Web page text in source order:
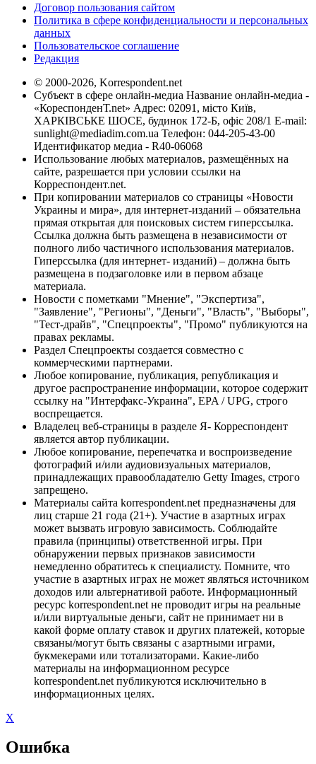
Договор пользования сайтом
Политика в сфере конфиденциальности и персональных
данных
Пользовательское соглашение
Редакция
© 2000-2026, Korrespondent.net
Субъект в сфере онлайн-медиа Название онлайн-медиа -
«КореспонденТ.net» Адрес: 02091, місто Київ,
ХАРКІВСЬКЕ ШОСЕ, будинок 172-Б, офіс 208/1 E-mail:
sunlight@mediadim.com.ua Телефон: 044-205-43-00
Идентификатор медиа - R40-06068
Использование любых материалов, размещённых на
сайте, разрешается при условии ссылки на
Корреспондент.net.
При копировании материалов со страницы «Новости
Украины и мира», для интернет-изданий – обязательна
прямая открытая для поисковых систем гиперссылка.
Ссылка должна быть размещена в независимости от
полного либо частичного использования материалов.
Гиперссылка (для интернет- изданий) – должна быть
размещена в подзаголовке или в первом абзаце
материала.
Новости с пометками "Мнение", "Экспертиза",
"Заявление", "Регионы", "Деньги", "Власть", "Выборы",
"Тест-драйв", "Спецпроекты", "Промо" публикуются на
правах рекламы.
Раздел Спецпроекты создается совместно с
коммерческими партнерами.
Любое копирование, публикация, републикация и
другое распространение информации, которое содержит
ссылку на "Интерфакс-Украина", EPA / UPG, строго
воспрещается.
Владелец веб-страницы в разделе Я- Корреспондент
является автор публикации.
Любое копирование, перепечатка и воспроизведение
фотографий и/или аудиовизуальных материалов,
принадлежащих правообладателю Getty Images, строго
запрещено.
Материалы сайта korrespondent.net предназначены для
лиц старше 21 года (21+). Участие в азартных играх
может вызвать игровую зависимость. Соблюдайте
правила (принципы) ответственной игры. При
обнаружении первых признаков зависимости
немедленно обратитесь к специалисту. Помните, что
участие в азартных играх не может являться источником
доходов или альтернативой работе. Информационный
ресурс korrespondent.net не проводит игры на реальные
и/или виртуальные деньги, сайт не принимает ни в
какой форме оплату ставок и других платежей, которые
связаны/могут быть связаны с азартными играми,
букмекерами или тотализаторами. Какие-либо
материалы на информационном ресурсе
korrespondent.net публикуются исключительно в
информационных целях.
X
Ошибка